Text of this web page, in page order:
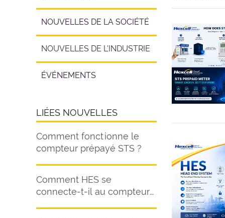
NOUVELLES DE LA SOCIÉTÉ
NOUVELLES DE L'INDUSTRIE
ÉVÉNEMENTS
LIÉES NOUVELLES
Comment fonctionne le
compteur prépayé STS ?
Comment HES se
connecte-t-il au compteur